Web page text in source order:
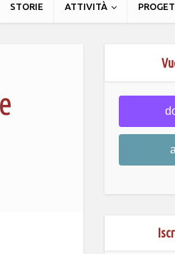
STORIE ATTIVITÀ